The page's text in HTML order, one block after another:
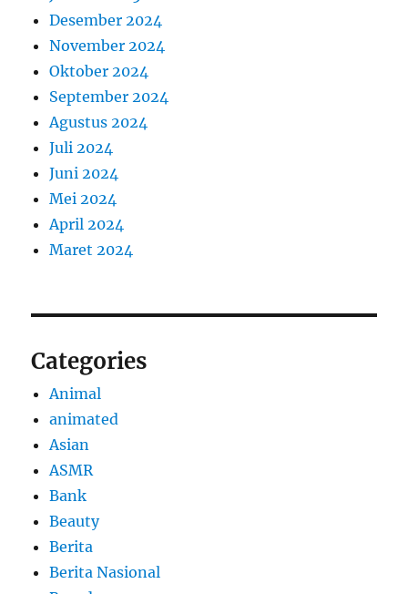
Desember 2024
November 2024
Oktober 2024
September 2024
Agustus 2024
Juli 2024
Juni 2024
Mei 2024
April 2024
Maret 2024
Categories
Animal
animated
Asian
ASMR
Bank
Beauty
Berita
Berita Nasional